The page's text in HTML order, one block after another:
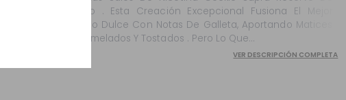
Bombo . Esta Creación Excepcional Fusiona El Mejor
Tabaco Dulce Con Notas De Galleta, Aportando Matices
Acaramelados Y Tostados . Pero Lo Que...
VER DESCRIPCIÓN COMPLETA